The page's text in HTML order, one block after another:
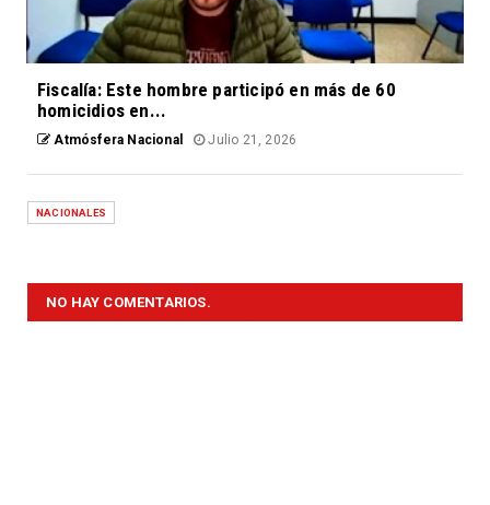
Fiscalía: Este hombre participó en más de 60
homicidios en...
Atmósfera Nacional Julio 21, 2026
NACIONALES
NO HAY COMENTARIOS.